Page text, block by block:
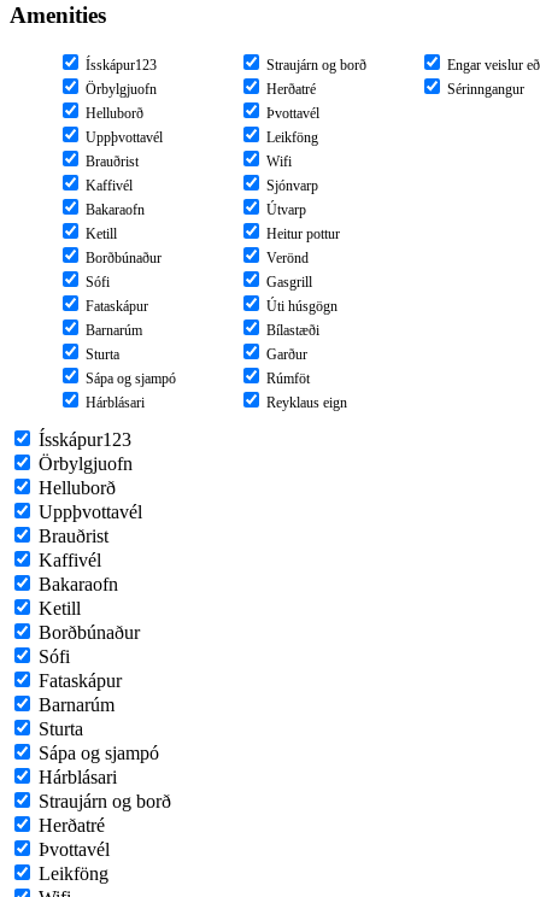
Amenities
Ísskápur123
Örbylgjuofn
Helluborð
Uppþvottavél
Brauðrist
Kaffivél
Bakaraofn
Ketill
Borðbúnaður
Sófi
Fataskápur
Barnarúm
Sturta
Sápa og sjampó
Hárblásari
Straujárn og borð
Herðatré
Þvottavél
Leikföng
Wifi
Sjónvarp
Útvarp
Heitur pottur
Verönd
Gasgrill
Úti húsgögn
Bílastæði
Garður
Rúmföt
Reyklaus eign
Engar veislur
Sérinngangur
Ísskápur123
Örbylgjuofn
Helluborð
Uppþvottavél
Brauðrist
Kaffivél
Bakaraofn
Ketill
Borðbúnaður
Sófi
Fataskápur
Barnarúm
Sturta
Sápa og sjampó
Hárblásari
Straujárn og borð
Herðatré
Þvottavél
Leikföng